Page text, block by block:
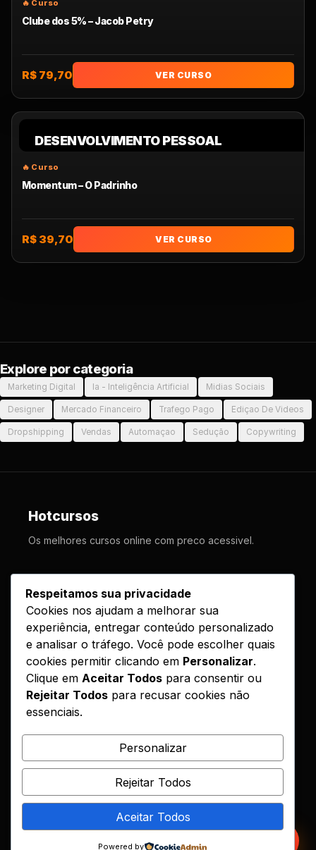
Clube dos 5% – Jacob Petry
R$ 79,70 VER CURSO
DESENVOLVIMENTO PESSOAL
Momentum – O Padrinho
R$ 39,70 VER CURSO
Explore por categoria
Marketing Digital Ia - Inteligência Artificial Midias Sociais
Designer Mercado Financeiro Trafego Pago Ediçao De Videos
Dropshipping Vendas Automaçao Sedução Copywriting
Hotcursos
Os melhores cursos online com preco acessivel.
Cursos
Como Funciona
Contato
Politica de Entrega
LEGAL
DMCA
Encontrou seu curso?
© 2026 Hotcursos. Todos os direitos reservados.
Respeitamos sua privacidade
Cookies nos ajudam a melhorar sua
experiência, entregar conteúdo personalizado
e analisar o tráfego. Você pode escolher quais
cookies permitir clicando em Personalizar.
Clique em Aceitar Todos para consentir ou
Rejeitar Todos para recusar cookies não
essenciais.
Personalizar
Rejeitar Todos
Aceitar Todos
Powered by